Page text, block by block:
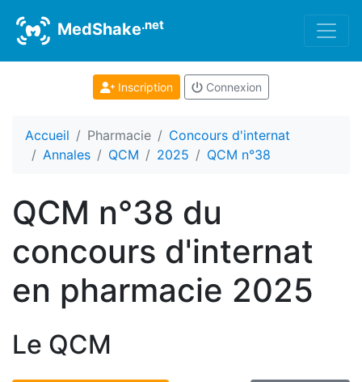
MedShake.net
Inscription Connexion
Accueil Pharmacie
Concours d'internat
Annales
QCM 2025 QCM n°38
QCM n°38 du
concours d'internat
en pharmacie 2025
Le QCM